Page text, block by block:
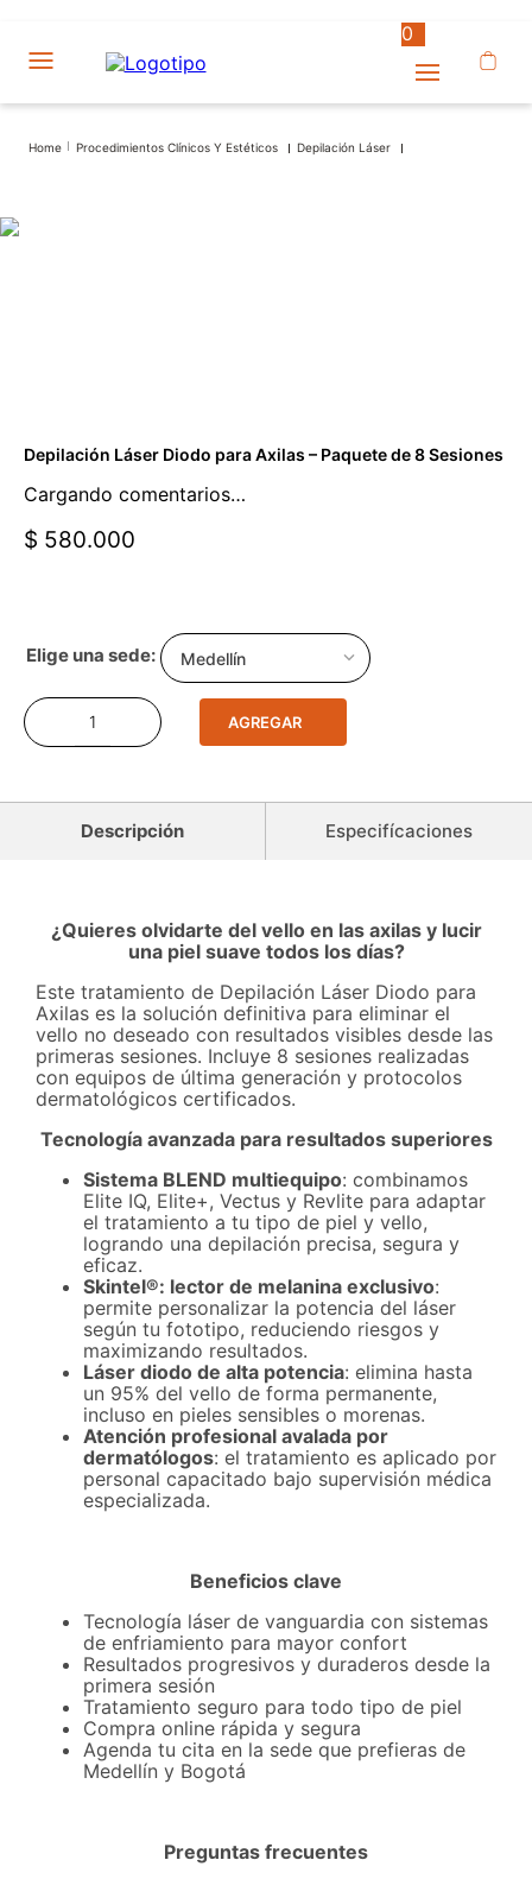
0
Procedimientos Clínicos Y Estéticos Depilación Láser
Depilación Láser Diodo para Axilas – Paquete de 8 Sesiones
Cargando comentarios…
$ 580.000
Medellín
AGREGAR
Descripción Especifícaciones
¿Quieres olvidarte del vello en las axilas y lucir
una piel suave todos los días?
Este tratamiento de Depilación Láser Diodo para
Axilas es la solución definitiva para eliminar el
vello no deseado con resultados visibles desde las
primeras sesiones. Incluye 8 sesiones realizadas
con equipos de última generación y protocolos
dermatológicos certificados.
Tecnología avanzada para resultados superiores
Sistema BLEND multiequipo: combinamos
Elite IQ, Elite+, Vectus y Revlite para adaptar
el tratamiento a tu tipo de piel y vello,
logrando una depilación precisa, segura y
eficaz.
Skintel®: lector de melanina exclusivo:
permite personalizar la potencia del láser
según tu fototipo, reduciendo riesgos y
maximizando resultados.
Láser diodo de alta potencia: elimina hasta
un 95% del vello de forma permanente,
incluso en pieles sensibles o morenas.
Atención profesional avalada por
dermatólogos: el tratamiento es aplicado por
personal capacitado bajo supervisión médica
especializada.
Beneficios clave
Tecnología láser de vanguardia con sistemas
de enfriamiento para mayor confort
Resultados progresivos y duraderos desde la
primera sesión
Tratamiento seguro para todo tipo de piel
Compra online rápida y segura
Agenda tu cita en la sede que prefieras de
Medellín y Bogotá
Preguntas frecuentes